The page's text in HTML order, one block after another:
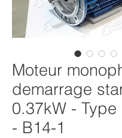
Moteur
demarrage
0.37kW -
- B14-1